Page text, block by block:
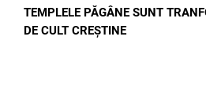
TEMPLELE PĂGÂNE SUNT
DE CULT CREȘTINE